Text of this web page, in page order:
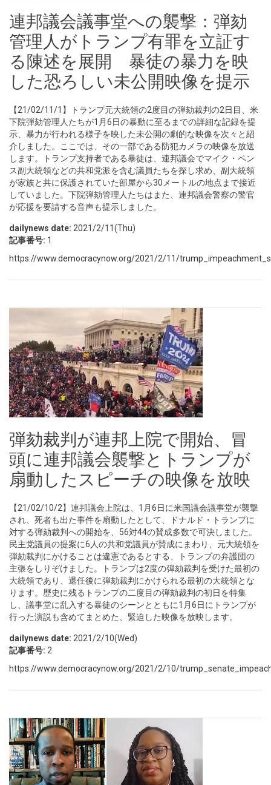
連邦議会議事堂への襲撃：弾劾
管理人がトランプ有罪を立証す
る陳述を展開 暴徒の暴力を映
した恐ろしい未公開映像を提示
【21/02/11/1】トランプ元大統領の2度目の弾劾裁判の2日目、米
下院弾劾管理人たちが1月6日の暴動に至るまでの詳細な記録を提
示、暴力が行われる様子を映した未公開の劇的な映像を次々と紹
介しました。ここでは、その一部である防犯カメラの映像を放送
します。トランプ支持者である暴徒は、連邦議会でマイク・ペン
ス副大統領などの共和党派を含む議員たちを探し求め、副大統領
が家族と共に保護されていた部屋から30メートルの地点まで接近
していました。下院弾劾管理人たちはまた、連邦議会警察の警官
が応援を要請する音声も提示しました。
dailynews date: 2021/2/11(Thu)
記事番号: 1
https://www.democracynow.org/2021/2/11/
弾劾裁判が連邦上院で開始、冒
頭に連邦議会襲撃とトランプが
扇動したスピーチの映像を放映
【21/02/10/2】連邦議会上院は、1月6日に米国議会議事堂が襲撃
され、死者も出た事件を扇動したとして、ドナルド・トランプに
対する弾劾裁判への開始を、56対44の賛成多数で可決しました。
民主党議員の提案に6人の共和党議員が賛成にまわり、元大統領を
弾劾裁判にかけることは違憲であるとする、トランプの弁護団の
主張をしりぞけました。トランプは2度の弾劾裁判を受けた最初の
大統領であり、退任後に弾劾裁判にかけられる最初の大統領とな
ります。歴史に残るトランプの二度目の弾劾裁判の初日を特集
し、議事堂に乱入する暴徒のシーンとともに1月6日にトランプが
行った演説も含めてまとめた、緊迫した映像を放映します。
dailynews date: 2021/2/10(Wed)
記事番号: 2
https://www.democracynow.org/2021/2/10/